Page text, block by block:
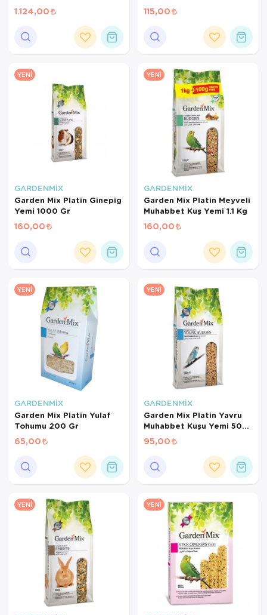
Mini Paraketler İçin
1.124,00 115,00
YENI
GARDENMİX
Garden Mix Platin Ginepig
Yemi 1000 Gr
160,00
YENI
GARDENMİX
Garden Mix Platin Meyveli
Muhabbet Kuş Yemi 1.1 Kg
160,00
YENI
GARDENMİX
Garden Mix Platin Yulaf
Tohumu 200 Gr
65,00
YENI
GARDENMİX
Garden Mix Platin Yavru
Muhabbet Kuşu Yemi 500
Gr
95,00
YENI YENI